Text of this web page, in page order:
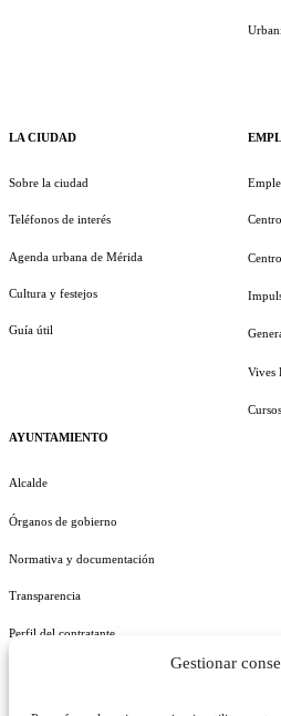
Gestionar
LA CIUDAD
Sobre la ciudad
Teléfonos de interés
Agenda urbana de Mérida
Cultura y festejos
Guía útil
AYUNTAMIENTO
Alcalde
Órganos de gobierno
Normativa y documentación
Transparencia
Perfil del contratante
Vives